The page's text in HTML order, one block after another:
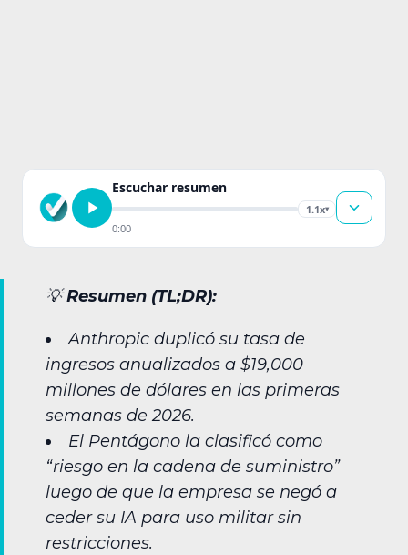
Escuchar resumen
1.1x▾
0:00
💡Resumen (TL;DR):
Anthropic duplicó su tasa de
ingresos anualizados a $19,000
millones de dólares en las primeras
semanas de 2026.
El Pentágono la clasificó como
“riesgo en la cadena de suministro”
luego de que la empresa se negó a
ceder su IA para uso militar sin
restricciones.